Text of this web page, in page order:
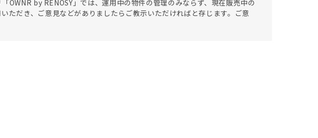
OWNR by RENOSY」では、運用中の物件の管理のみならず、現在販売中の
ただき、ご意見などがありましたらご教示いただければと存じます。ご意